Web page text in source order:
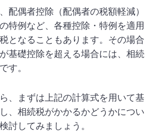
配偶者控除（配偶者の税額軽減）
特例など、各種控除・特例を適用
となることもあります。その場合
基礎控除を超える場合には、相続
す。
、まずは上記の計算式を用いて基
、相続税がかかるかどうかについ
討してみましょう。